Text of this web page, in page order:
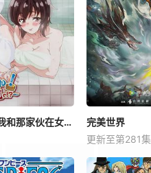
洗浴屋先生！我和那家伙在女浴池！？
完美世界
更新至第281集